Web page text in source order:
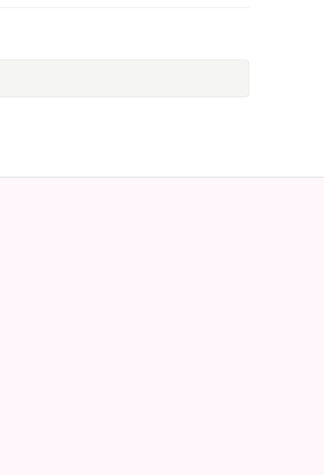
窟に向かったんですね。」
てる者なんて数える程しか居ませ
」
けどね♪」
ちゃん♡」